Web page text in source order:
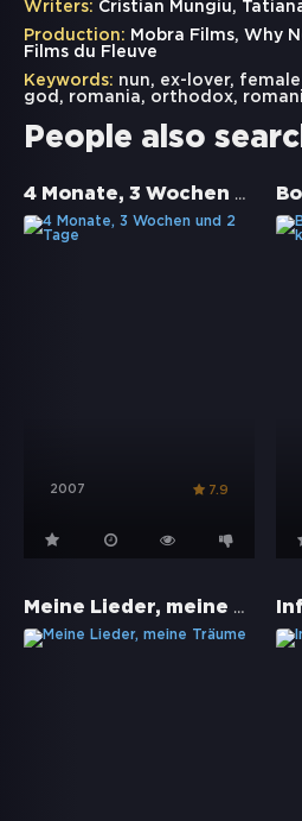
Writers: Cristian Mungiu,
Production: Mobra Films, Why
Films du Fleuve
Keywords: nun, ex-lover,
god , romania, orthodox,
People also
4 Monate, 3 Wochen und 2 Tage
2007 7.9
Meine Lieder, meine Träume